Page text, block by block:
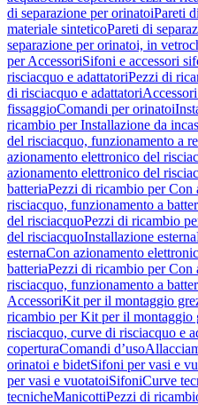
di separazione per orinatoiPareti
materiale sinteticoPareti di
separazione per orinatoi, in
per AccessoriSifoni e accessori
risciacquo e adattatoriPezzi di
di risciacquo e adattatori
fissaggioComandi per orinatoi
ricambio per Installazione da
del risciacquo, funzionamento a
azionamento elettronico del
azionamento elettronico del
batteriaPezzi di ricambio per Con
risciacquo, funzionamento a
del risciacquoPezzi di ricambio
del risciacquoInstallazione esterna
esternaCon azionamento
batteriaPezzi di ricambio per Con
risciacquo, funzionamento a
AccessoriKit per il montaggio
ricambio per Kit per il montaggio
risciacquo, curve di risciacquo e
coperturaComandi d’uso
orinatoi e bidetSifoni per vasi e
per vasi e vuotatoiSifoniCurve
tecnicheManicottiPezzi di